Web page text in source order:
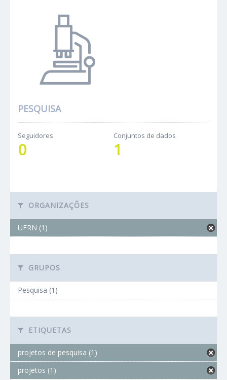
PESQUISA
Seguidores
0
Conjuntos de dados
1
ORGANIZAÇÕES
UFRN (1)
GRUPOS
Pesquisa (1)
ETIQUETAS
projetos de pesquisa (1)
projetos (1)